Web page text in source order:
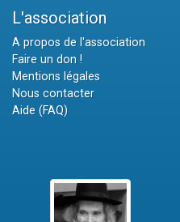
L'association
A propos de l'association
Faire un don !
Mentions légales
Nous contacter
Aide (FAQ)